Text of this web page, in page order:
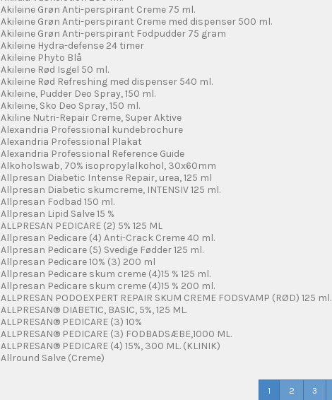
Akileine Grøn Anti-perspirant Creme 75 ml.
Akileine Grøn Anti-perspirant Creme med dispenser 500 ml.
Akileine Grøn Anti-perspirant Fodpudder 75 gram
Akileine Hydra-defense 24 timer
Akileine Phyto Blå
Akileine Rød Isgel 50 ml.
Akileine Rød Refreshing med dispenser 540 ml.
Akileine, Pudder Deo Spray, 150 ml.
Akileine, Sko Deo Spray, 150 ml.
Akiline Nutri-Repair Creme, Super Aktive
Alexandria Professional kundebrochure
Alexandria Professional Plakat
Alexandria Professional Reference Guide
Alkoholswab, 70% isopropylalkohol, 30x60mm
Allpresan Diabetic Intense Repair, urea, 125 ml
Allpresan Diabetic skumcreme, INTENSIV 125 ml.
Allpresan Fodbad 150 ml.
Allpresan Lipid Salve 15 %
ALLPRESAN PEDICARE (2) 5% 125 ML
Allpresan Pedicare (4) Anti-Crack Creme 40 ml.
Allpresan Pedicare (5) Svedige Fødder 125 ml.
Allpresan Pedicare 10% (3) 200 ml
Allpresan Pedicare skum creme (4)15 % 125 ml.
Allpresan Pedicare skum creme (4)15 % 200 ml.
ALLPRESAN PODOEXPERT REPAIR SKUM CREME FODSVAMP (RØD) 125 ml.
ALLPRESAN® DIABETIC, BASIC, 5%, 125 ML.
ALLPRESAN® PEDICARE (3) 10%
ALLPRESAN® PEDICARE (3) FODBADSÆBE,1000 ML.
ALLPRESAN® PEDICARE (4) 15%, 300 ML. (KLINIK)
Allround Salve (Creme)
1 2 3